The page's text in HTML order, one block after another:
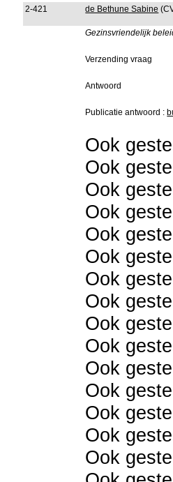
2-421 de Bethune Sabine
Gezinsvriendelijk
Verzending vraag
Antwoord
Publicatie antwoord :
Ook
Ook
Ook
Ook
Ook
Ook
Ook
Ook
Ook
Ook
Ook
Ook
Ook
Ook
Ook